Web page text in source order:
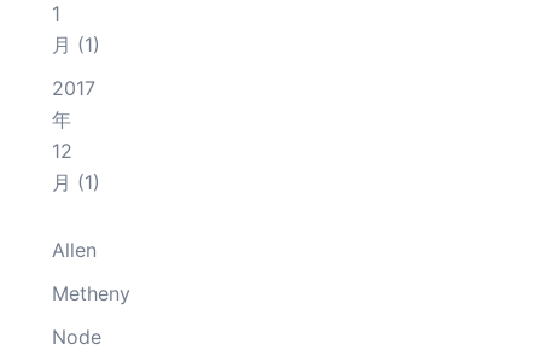
1
月 (1)
2017
年
12
月 (1)
Allen
Metheny
Node